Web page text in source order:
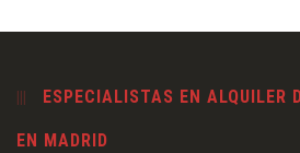
ESPECIALISTAS EN ALQUILER
EN MADRID